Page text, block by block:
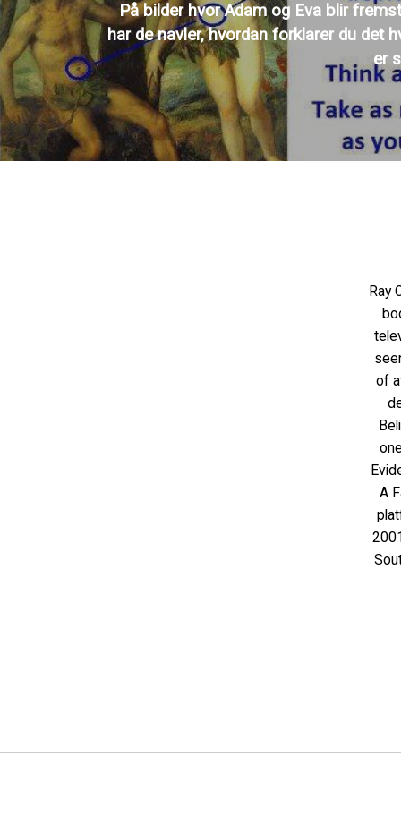
På bilder hvor Adam og Eva blir
har de navler, hvordan forklarer du det
er
Ray
of
A